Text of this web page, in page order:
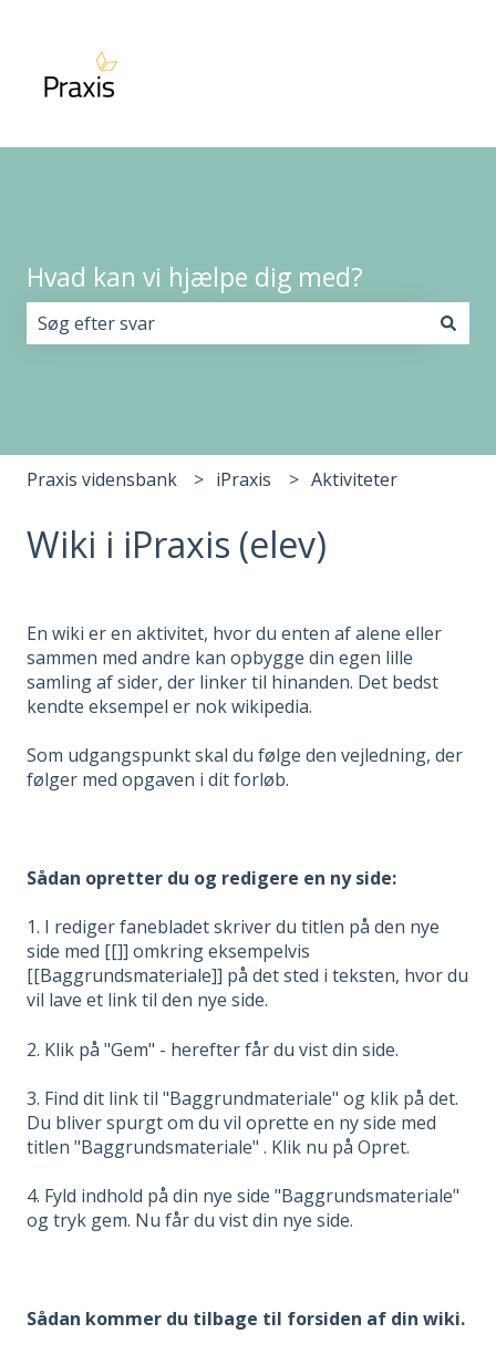
Hvad kan vi hjælpe dig med?
Praxis vidensbank iPraxis Aktiviteter
Wiki i iPraxis (elev)
En wiki er en aktivitet, hvor du enten af alene eller
sammen med andre kan opbygge din egen lille
samling af sider, der linker til hinanden. Det bedst
kendte eksempel er nok wikipedia.
Som udgangspunkt skal du følge den vejledning, der
følger med opgaven i dit forløb.
Sådan opretter du og redigere en ny side:
1. I rediger fanebladet skriver du titlen på den nye
side med [[]] omkring eksempelvis
[[Baggrundsmateriale]] på det sted i teksten, hvor du
vil lave et link til den nye side.
2. Klik på "Gem" - herefter får du vist din side.
3. Find dit link til "Baggrundmateriale" og klik på det.
Du bliver spurgt om du vil oprette en ny side med
titlen "Baggrundsmateriale" . Klik nu på Opret.
4. Fyld indhold på din nye side "Baggrundsmateriale"
og tryk gem. Nu får du vist din nye side.
Sådan kommer du tilbage til forsiden af din wiki.